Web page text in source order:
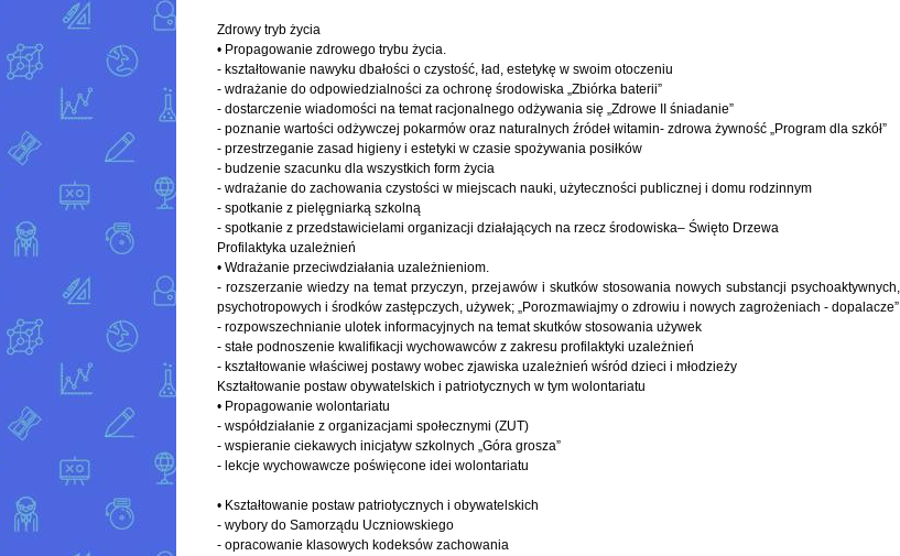
Zdrowy tryb życia
• Propagowanie zdrowego trybu życia.
- kształtowanie nawyku dbałości o czystość, ład, estetykę w swoim otoczeniu
- wdrażanie do odpowiedzialności za ochronę środowiska „Zbiórka baterii”
- dostarczenie wiadomości na temat racjonalnego odżywania się „Zdrowe II śniadanie”
- poznanie wartości odżywczej pokarmów oraz naturalnych źródeł witamin- zdrowa żywność „Program dla szkół”
- przestrzeganie zasad higieny i estetyki w czasie spożywania posiłków
- budzenie szacunku dla wszystkich form życia
- wdrażanie do zachowania czystości w miejscach nauki, użyteczności publicznej i domu rodzinnym
- spotkanie z pielęgniarką szkolną
- spotkanie z przedstawicielami organizacji działających na rzecz środowiska– Święto Drzewa
Profilaktyka uzależnień
• Wdrażanie przeciwdziałania uzależnieniom.
- rozszerzanie wiedzy na temat przyczyn, przejawów i skutków stosowania nowych substancji psychoaktywnych,
psychotropowych i środków zastępczych, używek; „Porozmawiajmy o zdrowiu i nowych zagrożeniach - dopalacze”
- rozpowszechnianie ulotek informacyjnych na temat skutków stosowania używek
- stałe podnoszenie kwalifikacji wychowawców z zakresu profilaktyki uzależnień
- kształtowanie właściwej postawy wobec zjawiska uzależnień wśród dzieci i młodzieży
Kształtowanie postaw obywatelskich i patriotycznych w tym wolontariatu
• Propagowanie wolontariatu
- współdziałanie z organizacjami społecznymi (ZUT)
- wspieranie ciekawych inicjatyw szkolnych „Góra grosza”
- lekcje wychowawcze poświęcone idei wolontariatu
• Kształtowanie postaw patriotycznych i obywatelskich
- wybory do Samorządu Uczniowskiego
- opracowanie klasowych kodeksów zachowania